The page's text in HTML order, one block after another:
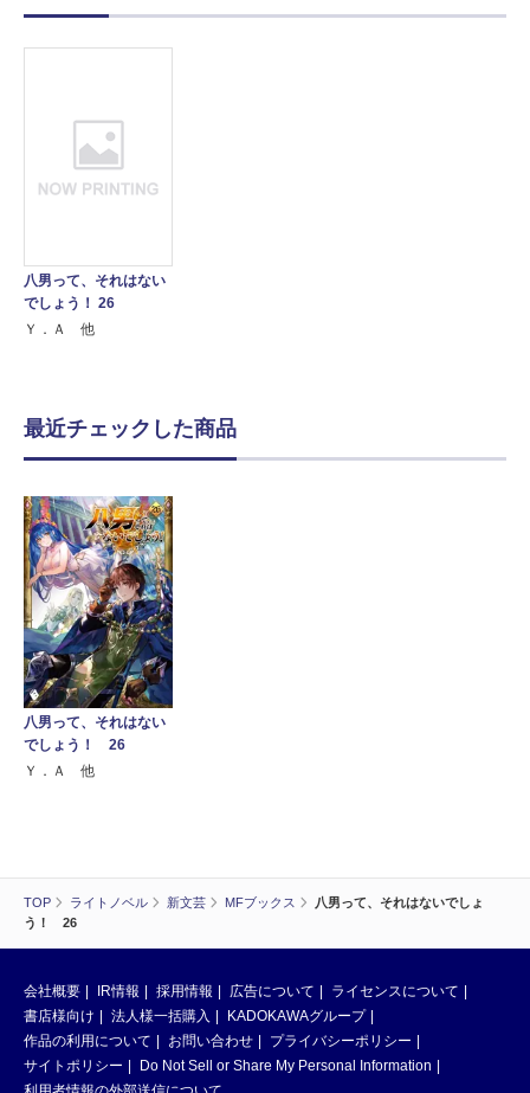
TOP ライトノベル 新文芸 MFブックス
八男って、それはないでしょ
う！ 26
八男って、それはない
でしょう！ 26
Ｙ．Ａ 他
最近チェックした商品
八男って、それはない
でしょう！ 26
Ｙ．Ａ 他
会社概要 IR情報 採用情報 広告について
ライセンスについて
書店様向け
法人様一括購入
KADOKAWAグループ
作品の利用について
お問い合わせ
プライバシーポリシー
サイトポリシー
Do Not Sell or Share My Personal Information